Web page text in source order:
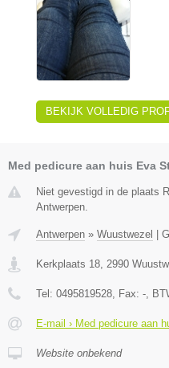
BEKIJK VOLLEDIG
Med pedicure aan huis Eva
Niet gevestigd in de plaats
Antwerpen.
Antwerpen » Wuustwezel
Kerkplaats 18 2990
Tel: 0495819528 , Fax: - ,
E-mail › Med pedicure aan
Website onbekend